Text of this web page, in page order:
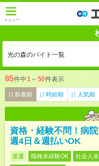
メニュー
光の森のバイト一覧
85件中1 ～ 50件表示
新着順 時給順 人気順
資格・経験不問！病
週4日＆週払いOK
派遣 職種未経験OK 社会人